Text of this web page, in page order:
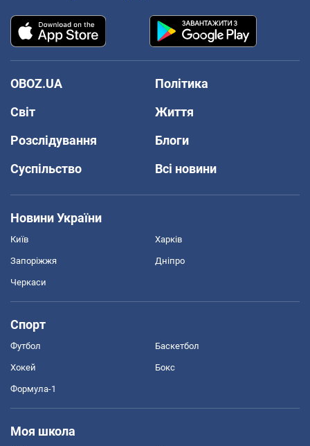
OBOZ.UA
Політика
Світ
Життя
Розслідування
Блоги
Суспільство
Всі новини
Новини України
Київ Харків
Запоріжжя Дніпро
Черкаси
Спорт
Футбол Баскетбол
Хокей Бокс
Формула-1
Моя школа